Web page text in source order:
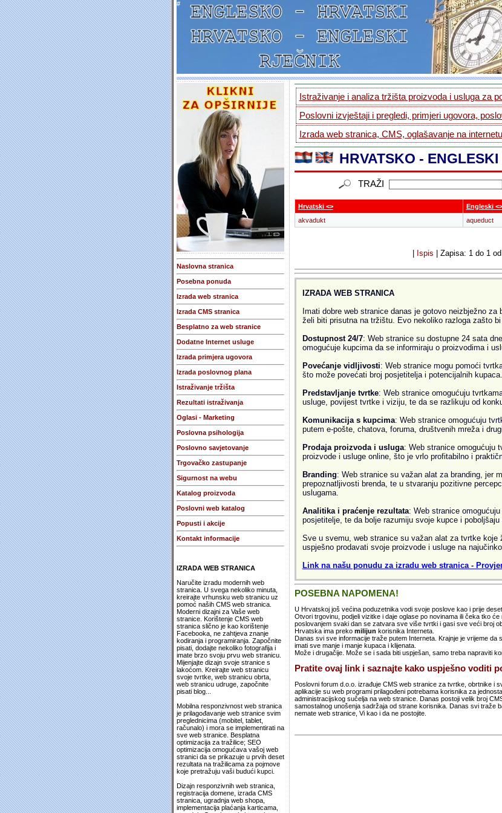
#
Naslovna stranica
Posebna ponuda
Izrada web stranica
Izrada CMS stranica
Besplatno za web stranice
Dodatne Internet usluge
Izrada primjera ugovora
Izrada poslovnog plana
Istraživanje tržišta
Rezultati istraživanja
Oglasi - Marketing
Poslovna psihologija
Poslovno savjetovanje
Trgovačko zastupanje
Sigurnost na webu
Katalog proizvoda
Poslovni web katalog
Popusti i akcije
Kontakt informacije
IZRADA WEB STRANICA
Naručite izradu modernih web
stranica. U svega nekoliko minuta,
kreirajte vrhunsku web stranicu uz
pomoć naših CMS web stranica.
Moderni dizajni za Vaše web
stranice. Korištenje CMS web
stranica slično je kao korištenje
Facebooka, ne zahtjeva znanje
kodiranja i programiranja. Započnite
pisati, dodajte nekoliko fotografija i
imate brzo svoju prvu web stranicu.
Mijenjajte dizajn svoje stranice s
lakoćom. Kreirajte web stranicu
svoje tvrtke, web stranicu obrta,
web stranicu udruge, započnite
pisati blog...
Mobilna responzivnost web stranica
je prilagođavanje web stranice svim
preglednicima (mobitel, tablet,
računalo) i mora se implementirati na
sve web stranice. Besplatna
optimizacija za tražilice; SEO
optimizacija omogućava vašoj web
stranici da se prikazuje u prvih deset
rezultata na tražilicama za pojmove
koje pretražuju vaši budući kupci.
Dizajn responzivnih web stranica,
registracija domene, izrada CMS
stranica, ugradnja web shopa,
implementacija plaćanja karticama,
Istraživanje i analiza tržišta proizvoda i usluga za
Poslovni izvještaji i pregledi, primjeri ugovora,
Izrada web stranica, CMS, oglašavanje na
HRVATSKO -
TRAŽI
Hrvatski <>
Engleski <>
akvadukt
aqueduct
Ispis | Zapisa: 1 do 1 od
IZRADA WEB STRANICA
Imati dobre web stranice danas je gotovo neizbježno
želi biti prisutna na tržištu. Evo nekoliko razloga zašto
Dostupnost 24/7: Web stranice su dostupne 24 sata
omogućuje kupcima da se informiraju o proizvodima i
Povećanje vidljivosti: Web stranice mogu pomoći
što može povećati broj posjetitelja i potencijalnih kupaca.
Predstavljanje tvrtke: Web stranice omogućuju
usluge, povijest tvrtke i viziju, te da se razlikuju od
Komunikacija s kupcima: Web stranice omogućuju
putem e-pošte, chatova, foruma, društvenih mreža i
Prodaja proizvoda i usluga: Web stranice omogućuju
proizvode i usluge online, što je vrlo profitabilno i
Branding: Web stranice su važan alat za branding, jer
prepoznatljivosti brenda, te u stvaranju pozitivne
uslugama.
Analitika i praćenje rezultata: Web stranice
posjetitelje, te da bolje razumiju svoje kupce i
Sve u svemu, web stranice su važan alat za tvrtke koje
uspješno prodavati svoje proizvode i usluge na
Link na našu ponudu za izradu web stranica -
POSEBNA NAPOMENA!
U Hrvatskoj još većina poduzetnika vodi svoje poslove kao i prije
Otvori trgovinu, podjeli vizitke i daje oglase po novinama ili čeka tko
poslovanjem svaki dan se zatvara sve više tvrtki i gasi sve veći broj
Hrvatska ima preko milijun korisnika Interneta.
Danas svi sve informacije traže putem Interneta. Krajnje je vrijeme da
imati sve manje i manje kupaca i klijenata.
Može i drugačije. Može se i sada biti uspješan, samo treba napraviti
Pratite ovaj link i saznajte kako uspješno voditi
Poslovni forum d.o.o. izrađuje CMS web stranice za tvrtke, obrtnike i
aplikacije su web programi prilagođeni potrebama korisnika za
administracijskog sučelja na web stranice. Danas postoji velik broj
samostalnog unošenja sadržaja od strane korisnika. Danas svi traže
nemate web stranice, Vi kao i da ne postojite.